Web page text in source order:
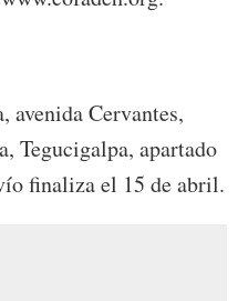
avenida Cervantes,
Tegucigalpa, apartado
finaliza el 15 de abril.